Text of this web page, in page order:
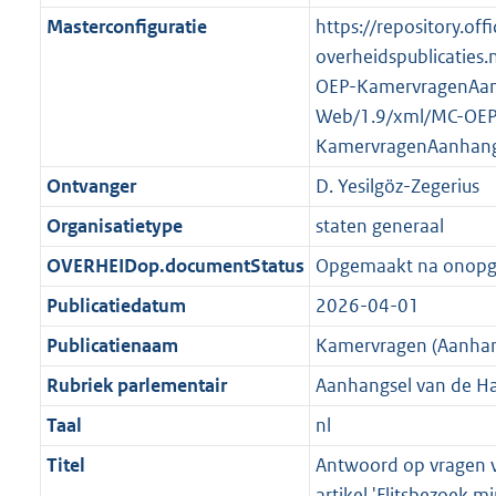
t
a
K 2
Masterconfiguratie
https://
OEP-
Web/1.9/xml/MC-
Ontvanger
D. Yesilgöz-Zegerius
Organisatietype
staten generaal
OVERHEIDop.documentStatus Opgemaakt na
Publicatiedatum
2026-04-01
Publicatienaam
Kamervragen
Rubriek parlementair
Aanhangsel van de
Taal
nl
Titel
Antwoord op vragen